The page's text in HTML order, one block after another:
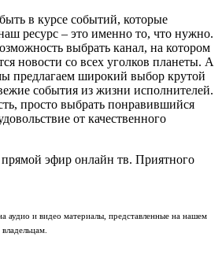
в курсе событий, которые
ресурс – это именно то, что нужно.
выбрать канал, на котором
новости со всех уголков планеты. А
предлагаем широкий выбор крутой
события из жизни исполнителей.
просто выбрать понравившийся
от качественного
эфир онлайн тв. Приятного
аудио и видео материалы, представленные на нашем